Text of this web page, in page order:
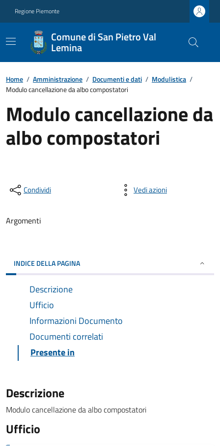
Regione Piemonte
Comune di San Pietro Val
Lemina
Home / Amministrazione / Documenti e dati / Modulistica /
Modulo cancellazione da albo compostatori
Modulo cancellazione da
albo compostatori
Condividi Vedi azioni
Argomenti
INDICE DELLA PAGINA
Descrizione
Ufficio
Informazioni Documento
Documenti correlati
Presente in
Descrizione
Modulo cancellazione da albo compostatori
Ufficio